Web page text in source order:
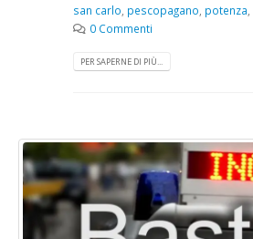
san carlo pescopagano potenza
0 Commenti
PER SAPERNE DI PIÙ...